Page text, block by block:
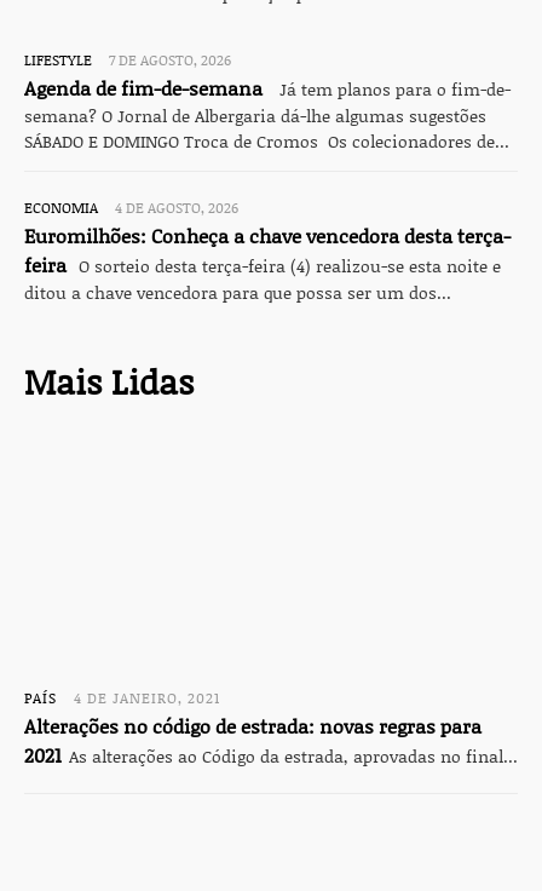
LIFESTYLE 7 DE AGOSTO, 2026
Agenda de fim-de-semana
Já tem planos para o fim-de-
semana? O Jornal de Albergaria dá-lhe algumas sugestões
SÁBADO E DOMINGO Troca de Cromos Os colecionadores de...
ECONOMIA 4 DE AGOSTO, 2026
Euromilhões: Conheça a chave vencedora desta terça-
feira O sorteio desta terça-feira (4) realizou-se esta noite e
ditou a chave vencedora para que possa ser um dos...
Mais Lidas
PAÍS 4 DE JANEIRO, 2021
Alterações no código de estrada: novas regras para
2021 As alterações ao Código da estrada, aprovadas no final...